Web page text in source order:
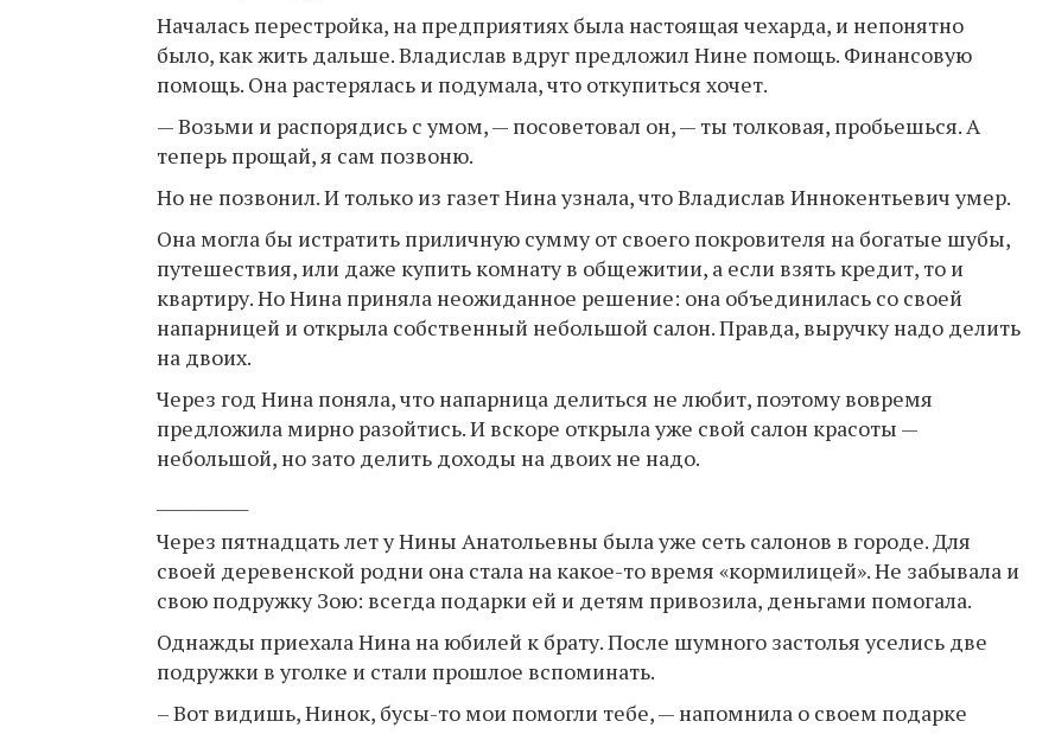
Началась перестройка, на предприятиях была настоящая чехарда, и непонятно
было, как жить дальше. Владислав вдруг предложил Нине помощь. Финансовую
помощь. Она растерялась и подумала, что откупиться хочет.
— Возьми и распорядись с умом, — посоветовал он, — ты толковая, пробьешься. А
теперь прощай, я сам позвоню.
Но не позвонил. И только из газет Нина узнала, что Владислав Иннокентьевич умер.
Она могла бы истратить приличную сумму от своего покровителя на богатые шубы,
путешествия, или даже купить комнату в общежитии, а если взять кредит, то и
квартиру. Но Нина приняла неожиданное решение: она объединилась со своей
напарницей и открыла собственный небольшой салон. Правда, выручку надо делить
на двоих.
Через год Нина поняла, что напарница делиться не любит, поэтому вовремя
предложила мирно разойтись. И вскоре открыла уже свой салон красоты —
небольшой, но зато делить доходы на двоих не надо.
Через пятнадцать лет у Нины Анатольевны была уже сеть салонов в городе. Для
своей деревенской родни она стала на какое-то время «кормилицей». Не забывала и
свою подружку Зою: всегда подарки ей и детям привозила, деньгами помогала.
Однажды приехала Нина на юбилей к брату. После шумного застолья уселись две
подружки в уголке и стали прошлое вспоминать.
– Вот видишь, Нинок, бусы-то мои помогли тебе, — напомнила о своем подарке